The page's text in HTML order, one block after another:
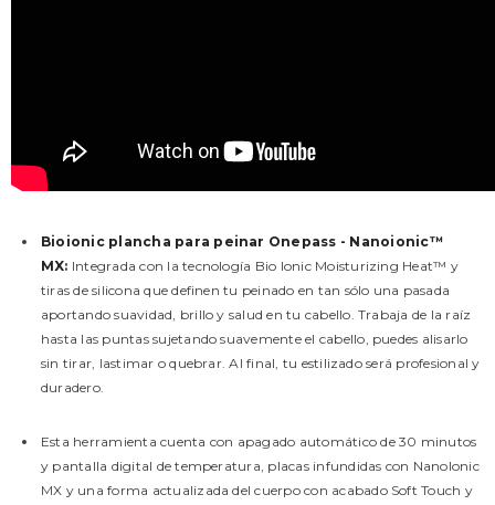
Bioionic plancha para peinar Onepass - Nanoionic™
MX: Integrada con la tecnología Bio Ionic Moisturizing Heat™ y
tiras de silicona que definen tu peinado en tan sólo una pasada
aportando suavidad, brillo y salud en tu cabello. Trabaja de la raíz
hasta las puntas sujetando suavemente el cabello, puedes alisarlo
sin tirar, lastimar o quebrar. Al final, tu estilizado será profesional y
duradero.
Esta herramienta cuenta con apagado automático de 30 minutos
y pantalla digital de temperatura, placas infundidas con NanoIonic
MX y una forma actualizada del cuerpo con acabado Soft Touch y